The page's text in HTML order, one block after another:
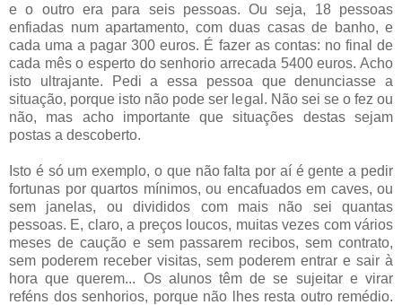
e o outro era para seis pessoas. Ou seja, 18 pessoas
enfiadas num apartamento, com duas casas de banho, e
cada uma a pagar 300 euros. É fazer as contas: no final de
cada mês o esperto do senhorio arrecada 5400 euros. Acho
isto ultrajante. Pedi a essa pessoa que denunciasse a
situação, porque isto não pode ser legal. Não sei se o fez ou
não, mas acho importante que situações destas sejam
postas a descoberto.
Isto é só um exemplo, o que não falta por aí é gente a pedir
fortunas por quartos mínimos, ou encafuados em caves, ou
sem janelas, ou divididos com mais não sei quantas
pessoas. E, claro, a preços loucos, muitas vezes com vários
meses de caução e sem passarem recibos, sem contrato,
sem poderem receber visitas, sem poderem entrar e sair à
hora que querem... Os alunos têm de se sujeitar e virar
reféns dos senhorios, porque não lhes resta outro remédio.